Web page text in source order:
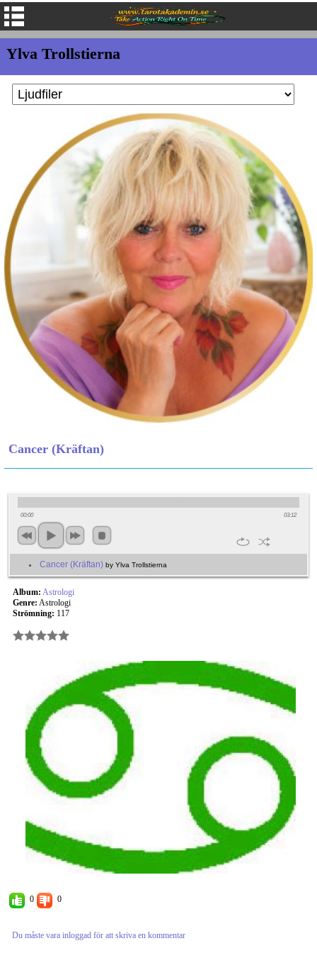
Ylva Trollstierna
Cancer (Kräftan)
00:00 03:12
Cancer (Kräftan) by Ylva Trollstierna
Album: Astrologi
Genre: Astrologi
Strömning: 117
0 0
Du måste vara inloggad för att skriva en kommentar